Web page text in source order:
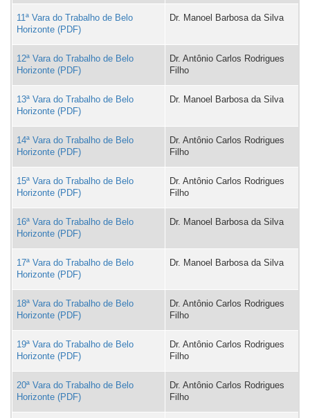
11ª Vara do Trabalho de Belo
Horizonte
Dr. Manoel Barbosa da Silva
12ª Vara do Trabalho de Belo
Horizonte
Dr. Antônio Carlos Rodrigues
Filho
13ª Vara do Trabalho de Belo
Horizonte
Dr. Manoel Barbosa da Silva
14ª Vara do Trabalho de Belo
Horizonte
Dr. Antônio Carlos Rodrigues
Filho
15ª Vara do Trabalho de Belo
Horizonte
Dr. Antônio Carlos Rodrigues
Filho
16ª Vara do Trabalho de Belo
Horizonte
Dr. Manoel Barbosa da Silva
17ª Vara do Trabalho de Belo
Horizonte
Dr. Manoel Barbosa da Silva
18ª Vara do Trabalho de Belo
Horizonte
Dr. Antônio Carlos Rodrigues
Filho
19ª Vara do Trabalho de Belo
Horizonte
Dr. Antônio Carlos Rodrigues
Filho
20ª Vara do Trabalho de Belo
Horizonte
Dr. Antônio Carlos Rodrigues
Filho